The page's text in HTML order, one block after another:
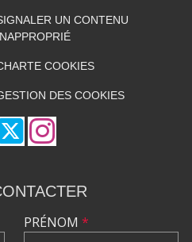
UN CONTENU
COOKIES
DES COOKIES
PRÉNOM *